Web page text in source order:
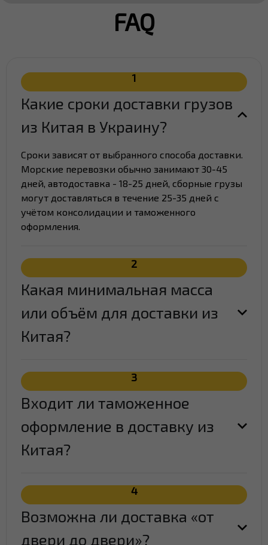
FAQ
1
Какие сроки доставки грузов
из Китая в Украину?
Сроки зависят от выбранного способа доставки.
Морские перевозки обычно занимают 30-45
дней, автодоставка - 18-25 дней, сборные грузы
могут доставляться в течение 25-35 дней с
учётом консолидации и таможенного
оформления.
2
Какая минимальная масса
или объём для доставки из
Китая?
3
Входит ли таможенное
оформление в доставку из
Китая?
4
Возможна ли доставка «от
двери до двери»?